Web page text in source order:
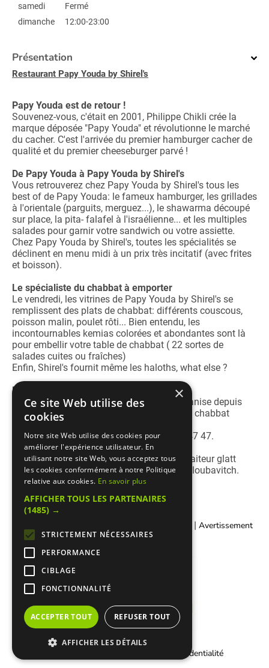
samedi
Fermé
dimanche
12:00-23:00
Présentation
Restaurant Papy Youda by Shirel's
Papy Youda est de retour !
Souvenez-vous, c'était en 2001, Philippe Chikli crée la
marque déposée "Papy Youda" et révolutionne le marché
du cacher. C'est l'arrivée du premier hamburger cacher de
qualité et du premier cheeseburger parvé !
De Papy Youda à Papy Youda by Shirel's
Vous retrouverez chez Papy Youda by Shirel's tous les
best of de Papy Youda: le fameux hamburger, les grillades
à l'orientale (parguits, merguez...), le shawarma découpé
sur place, la pita- falafel à l'israélienne... et les multiples
salades pour garnir votre sandwich ou votre assiette.
Chez Papy Youda by Shirel's, toutes les spécialités se
déclinent en menu midi à un prix très incitatif (avec frites
et boisson).
Le spécialiste du chabbat à emporter
Le vendredi, les vitrines de Papy Youda by Shirel's se
remplissent des plats de chabbat: différents couscous,
poisson malin, poulet rôti... Bien entendu, les
incontournables kemias colorées et abondantes sont là
pour embellir votre table de chabbat ( 22 sortes de
salades cuites ou fraîches)
Enfin, Shirel's fournit même les haloths, what else ?
Papy Youda by Shirel's catering
Avec son département traiteur, Shirel's organise depuis
plusieurs années vos réceptions, kiddouch, chabbat
plein...
Renseignez-vous en appelant le 06 99 75 47 47.
Papy Youda by Shirel's est un restaurant-traiteur glatt
cacher sous le contrôle du Vaad Rabbanei loubavitch.
| Avertissement
Légal
Charte de confidentialité
×
Ce site Web utilise des
cookies
Notre site Web utilise des cookies pour
améliorer l'expérience utilisateur. En
utilisant notre site Web, vous acceptez tous
les cookies conformément à notre Politique
relative aux cookies. En savoir plus
AFFICHER TOUS LES PARTENAIRES
(1485) →
STRICTEMENT NÉCESSAIRES
PERFORMANCE
CIBLAGE
FONCTIONNALITÉ
ACCEPTER TOUT REFUSER TOUT
AFFICHER LES DÉTAILS